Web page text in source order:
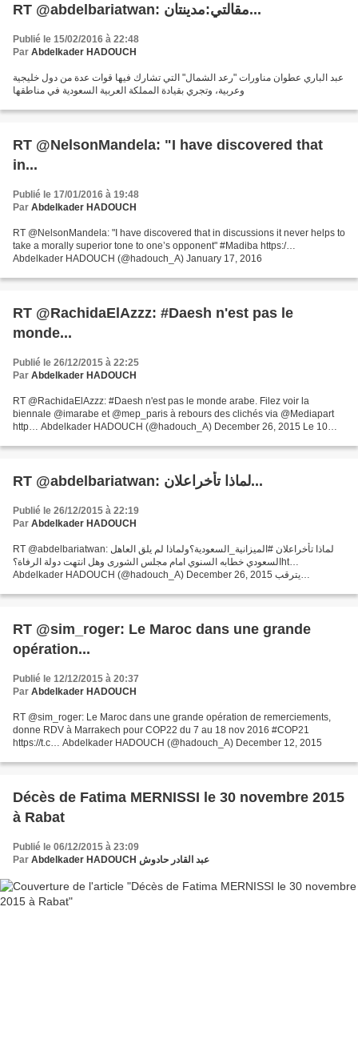
RT @abdelbariatwan: مقالتي:مدينتان...
Publié le 15/02/2016 à 22:48
Par Abdelkader HADOUCH
عبد الباري عطوان مناورات "رعد الشمال" التي تشارك فيها قوات عدة من دول خليجية
وعربية، وتجري بقيادة المملكة العربية السعودية في مناطقها
RT @NelsonMandela: "I have discovered that
in...
Publié le 17/01/2016 à 19:48
Par Abdelkader HADOUCH
RT @NelsonMandela: "I have discovered that in discussions it never helps to
take a morally superior tone to one’s opponent" #Madiba https:/…
Abdelkader HADOUCH (@hadouch_A) January 17, 2016
RT @RachidaElAzzz: #Daesh n'est pas le
monde...
Publié le 26/12/2015 à 22:25
Par Abdelkader HADOUCH
RT @RachidaElAzzz: #Daesh n'est pas le monde arabe. Filez voir la
biennale @imarabe et @mep_paris à rebours des clichés via @Mediapart
http… Abdelkader HADOUCH (@hadouch_A) December 26, 2015 Le 10
RT @abdelbariatwan: لماذا تأخراعلان...
Publié le 26/12/2015 à 22:19
Par Abdelkader HADOUCH
RT @abdelbariatwan: لماذا تأخراعلان #الميزانية_السعودية؟ولماذا لم يلق العاهل
السعودي خطابه السنوي امام مجلس الشورى وهل انتهت دولة الرفاة؟ht…
Abdelkader HADOUCH (@hadouch_A) December 26, 2015 يترقب
RT @sim_roger: Le Maroc dans une grande
opération...
Publié le 12/12/2015 à 20:37
Par Abdelkader HADOUCH
RT @sim_roger: Le Maroc dans une grande opération de remerciements,
donne RDV à Marrakech pour COP22 du 7 au 18 nov 2016 #COP21
https://t.c… Abdelkader HADOUCH (@hadouch_A) December 12, 2015
Décès de Fatima MERNISSI le 30 novembre 2015
à Rabat
Publié le 06/12/2015 à 23:09
Par
Abdelkader HADOUCH عبد القادر حادوش